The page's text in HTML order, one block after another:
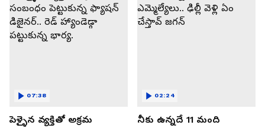
పెళ్ళైన వ్యక్తితో అక్రమ
07:38
నీకు ఉన్నదే 11 మంది
02:24